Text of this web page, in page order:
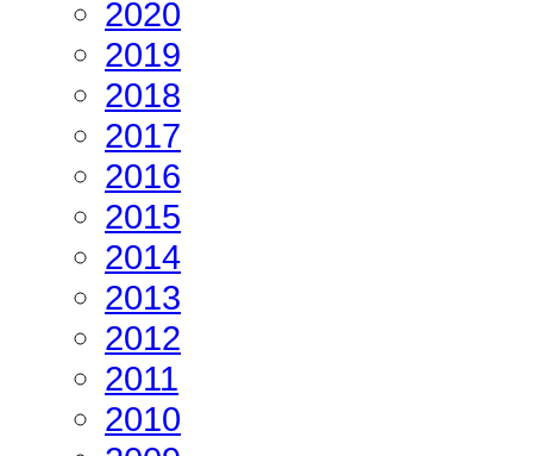
2020
2019
2018
2017
2016
2015
2014
2013
2012
2011
2010